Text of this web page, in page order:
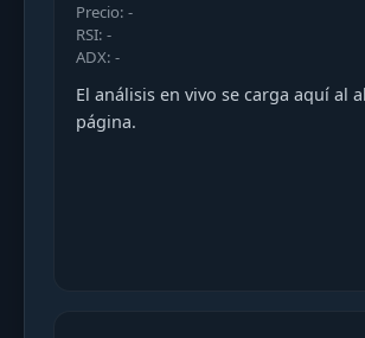
Precio: -
RSI: -
ADX: -
El análisis en vivo se carga aquí al
página.